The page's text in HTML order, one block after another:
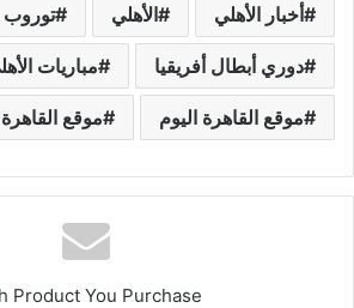
أخبار الأهلي الأهلي توروب
دوري أبطال أفريقيا مباريات
موقع القاهرة اليوم موقع القاهرة
Product You Purchase